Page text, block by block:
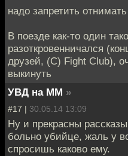
надо запретить
В поезде как-то один
разоткровенничался
друзей, (C) Fight Club),
выкинуть
УВД на ММ »
#17 | 30.05.14 13:09
Ну и прекрасны
больно убийце, жаль у
спросишь каково ему.